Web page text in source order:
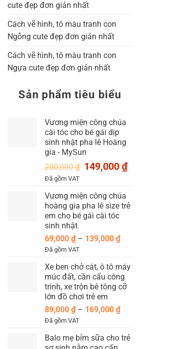
cute đẹp đơn giản nhất
Cách vẽ hình, tô màu tranh con
Ngỗng cute đẹp đơn giản nhất
Cách vẽ hình, tô màu tranh con
Ngựa cute đẹp đơn giản nhất
Sản phẩm tiêu biểu
Vương miện công chúa
cài tóc cho bé gái dịp
sinh nhật pha lê Hoàng
gia - MySun
200,000₫ Giá
200,000 ₫.
149,000 ₫Giá
hiện
149,000 ₫.
Đã gồm VAT
Vương miện công chúa
hoàng gia pha lê size trẻ
em cho bé gái cài tóc
sinh nhật
69,000 ₫ – 139,000 ₫Khoảng
69,000 ₫
đến
139,000 ₫
Đã gồm VAT
Xe ben chở cát, ô tô máy
múc đất, cần cẩu công
trình, xe trộn bê tông cỡ
lớn đồ chơi trẻ em
89,000 ₫ – 169,000 ₫Khoảng
89,000 ₫
Đã gồm VAT
Balo mẹ bỉm sữa cho trẻ